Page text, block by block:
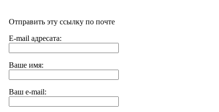
Отправить эту ссылку по почте
E-mail адресата:
Ваше имя:
Ваш e-mail: